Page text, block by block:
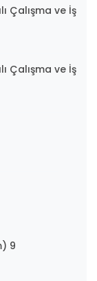
Çalışma ve İş
Çalışma ve İş
9